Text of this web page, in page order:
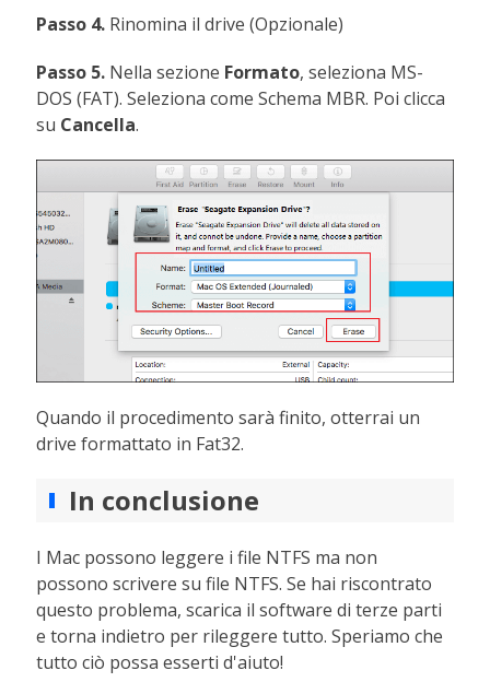
Passo 4. Rinomina il drive (Opzionale)
Passo 5. Nella sezione Formato, seleziona MS-
DOS (FAT). Seleziona come Schema MBR. Poi clicca
su Cancella.
Quando il procedimento sarà finito, otterrai un
drive formattato in Fat32.
In conclusione
I Mac possono leggere i file NTFS ma non
possono scrivere su file NTFS. Se hai riscontrato
questo problema, scarica il software di terze parti
e torna indietro per rileggere tutto. Speriamo che
tutto ciò possa esserti d'aiuto!